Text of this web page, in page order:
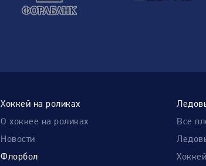
Хоккей на роликах
О хоккее на роликах
Новости
Флорбол
Все